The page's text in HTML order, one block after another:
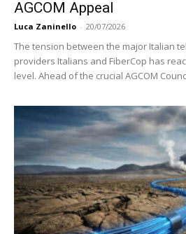
AGCOM Appeal
Luca Zaninello - 20/07/2026
The tension between the major Italian
providers Italians and FiberCop has
level. Ahead of the crucial AGCOM